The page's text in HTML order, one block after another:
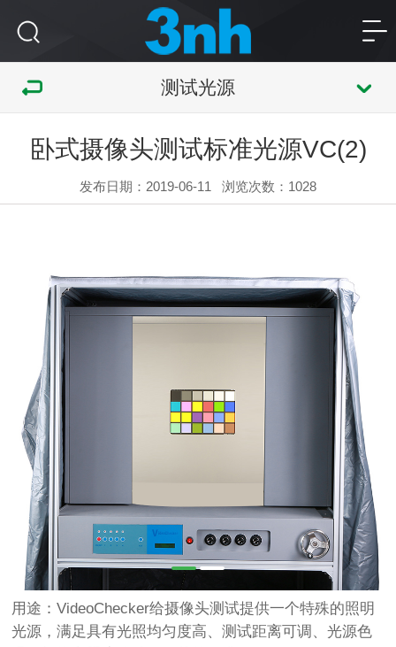
测试光源
卧式摄像头测试标准光源VC(2)
发布日期：2019-06-11 浏览次数： 1028
用途：VideoChecker给摄像头测试提供一个特殊的照明
光源，满足具有光照均匀度高、测试距离可调、光源色